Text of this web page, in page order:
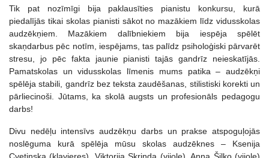
Tik pat nozīmīgi bija paklausīties pianistu konkursu, kurā
piedalījās tikai skolas pianisti sākot no mazākiem līdz vidusskolas
audzēkņiem. Mazākiem dalībniekiem bija iespēja spēlēt
skaņdarbus pēc notīm, iespējams, tas palīdz psiholoģiski pārvarēt
stresu, jo pēc fakta jaunie pianisti tajās gandrīz neieskatījās.
Pamatskolas un vidusskolas līmenis mums patika – audzēkņi
spēlēja stabili, gandrīz bez teksta zaudēšanas, stilistiski korekti un
pārliecinoši. Jūtams, ka skolā augsts un profesionāls pedagogu
darbs!
Divu nedēļu intensīvs audzēkņu darbs un prakse atspoguļojās
noslēguma kurā spēlēja mūsu skolas audzēknes – Ksenija
Cvetinska (klavieres), Viktorija Skrinda (vijole), Anna Šilko (vijole)